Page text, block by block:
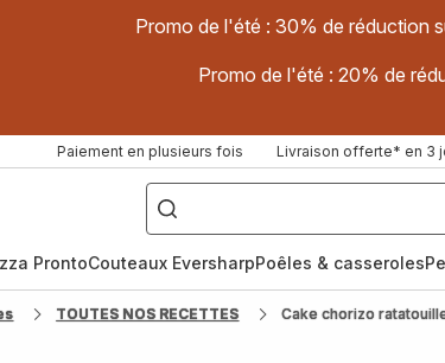
Promo de l'été : 30% de réduction
Promo de l'été : 20% de
Paiement en plusieurs fois Livraison offerte* en 3
["Poêles
inox,
Cake
Factory,
ProntoCouteaux EversharpPoêles & casseroles
TOUTES NOS RECETTES Cake chorizo